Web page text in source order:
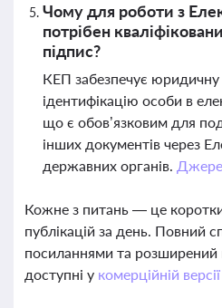
Чому для роботи з
потрібен
підпис?
КЕП забезпечує юридичну
ідентифікацію особи в
що є обов’язковим для
інших документів через
державних органів.
Кожне з питань — це
публікацій за день. Повний
посиланнями та розширений
доступні у комерційній